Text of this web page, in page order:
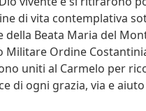
di vita contemplativa
della Beata Maria del
Ordine
uniti al Carmelo per
di ogni grazia, via e